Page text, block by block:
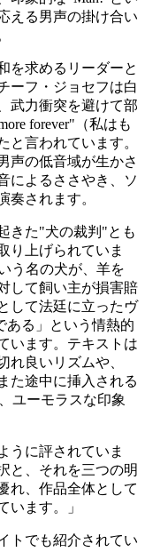
える男声の掛け合い
を求めるリーダーと
ーフ・ジョセフは​​白
武力衝突を避けて部
forever"（私はも
と言われています。
声の低音域が生かさ
によるささやき、ソ
奏されます。
きた"犬の裁判"とも
り上げられていま
う名の犬が、羊を
して飼い主が損害賠
して法廷に立ったヴ
ある」という情熱的
います。テキストは
れ良いリズムや、
た途中に挿入される
ユーモラスな印象
うに評されていま
と、それを三つの明
れ、作品全体として
います。​​」
トでも紹介されてい